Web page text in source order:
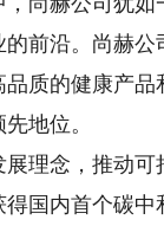
前沿。尚赫
质的健康产
地位。
念，推动可
国内首个碳